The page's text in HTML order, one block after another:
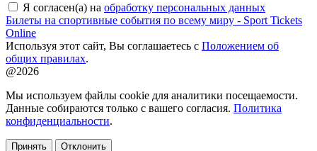
Я согласен(а) на обработку персональных данных
Билеты на спортивные события по всему миру - Sport Tickets
Online
Используя этот сайт, Вы соглашаетесь с Положением об
общих правилах.
@2026
Мы используем файлы cookie для аналитики посещаемости.
Данные собираются только с вашего согласия. Политика
конфиденциальности.
Принять Отклонить